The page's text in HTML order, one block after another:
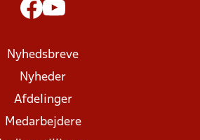
Nyhedsbreve
Nyheder
Afdelinger
Medarbejdere